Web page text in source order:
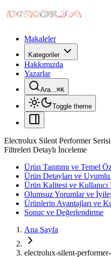
Makaleler
Kategoriler
Hakkımızda
Yazarlar
Ara...⌘K
Toggle theme
Electrolux Silent Performer
Filtreleri Detaylı İnceleme
Ürün Tanıtımı ve Temel
Ürün Detayları ve
Ürün Kalitesi ve Kullanıcı
Olumsuz Yorumlar ve
Ürünlerin Avantajları ve
Sonuç ve Değerlendirme
Ana Sayfa
electrolux-silent-